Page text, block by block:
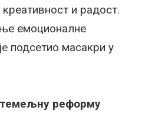
и радост.
емоционалне
подсетио масакри у
темељну реформу